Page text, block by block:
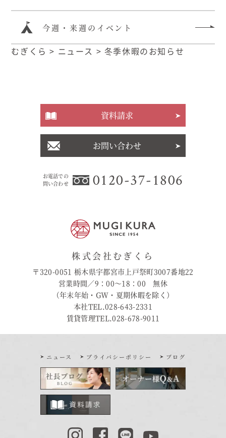
今週・来週のイベント
むぎくら > ニュース > 冬季休暇のお知らせ
お電話での
問い合わせ
0120-37-1806
資料請求
お問い合わせ
株式会社むぎくら
〒320-0051 栃木県宇都宮市上戸祭町3007番地22
営業時間／9：00〜18：00 無休
（年末年始・GW・夏期休暇を除く）
本社TEL.028-643-2331
賃貸管理TEL.028-678-9011
ニュース プライバシーポリシー ブログ